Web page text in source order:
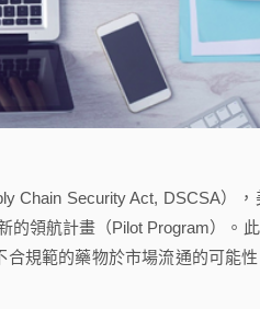
Security Act, DSCSA），
的領航計畫（Pilot Program）。
規範的藥物於市場流通的可能